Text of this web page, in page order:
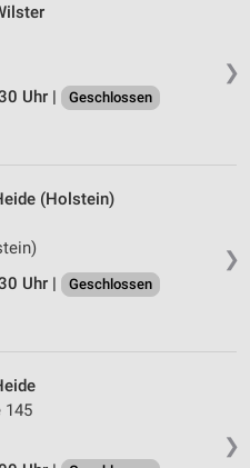
❯
Uhr |
Geschlossen
❯
(Holstein)
Uhr |
Geschlossen
❯
145
Statistiken oder